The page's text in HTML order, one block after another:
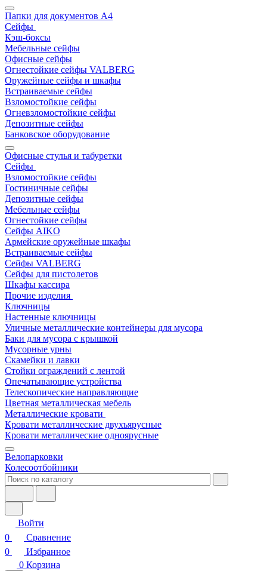
Папки для документов A4
Сейфы
Кэш-боксы
Мебельные сейфы
Офисные сейфы
Огнестойкие сейфы VALBERG
Оружейные сейфы и шкафы
Встраиваемые сейфы
Взломостойкие сейфы
Огневзломостойкие сейфы
Депозитные сейфы
Банковское оборудование
Офисные стулья и табуретки
Сейфы
Взломостойкие сейфы
Гостиничные сейфы
Депозитные сейфы
Мебельные сейфы
Огнестойкие сейфы
Сейфы AIKO
Армейские оружейные шкафы
Встраиваемые сейфы
Сейфы VALBERG
Сейфы для пистолетов
Шкафы кассира
Прочие изделия
Ключницы
Настенные ключницы
Уличные металлические контейнеры для мусора
Баки для мусора с крышкой
Мусорные урны
Скамейки и лавки
Стойки ограждений с лентой
Опечатывающие устройства
Телескопические направляющие
Цветная металлическая мебель
Металлические кровати
Кровати металлические двухъярусные
Кровати металлические одноярусные
Велопарковки
Колесоотбойники
Войти
0
Сравнение
0
Избранное
0 Корзина